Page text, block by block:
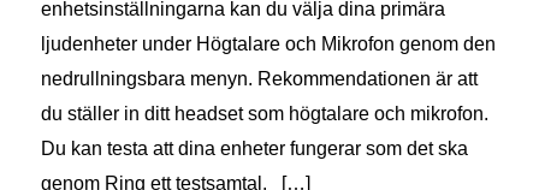
enhetsinställningarna kan du välja dina primära
ljudenheter under Högtalare och Mikrofon genom den
nedrullningsbara menyn. Rekommendationen är att
du ställer in ditt headset som högtalare och mikrofon.
Du kan testa att dina enheter fungerar som det ska
genom Ring ett testsamtal. […]